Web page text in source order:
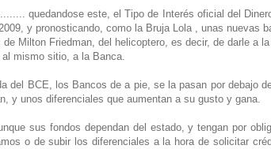
quedandose este, el Tipo de Interés oficial del
y pronosticando, como la Bruja Lola , unas nuevas
Milton Friedman, del helicoptero, es decir, de darle a
mismo sitio, a la Banca.
del BCE, los Bancos de a pie, se la pasan por debajo
y unos diferenciales que aumentan a su gusto y gana.
sus fondos dependan del estado, y tengan por
o de subir los diferenciales a la hora de solicitar